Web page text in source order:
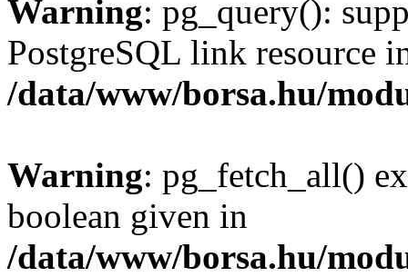
Warning: pg_query():
PostgreSQL link resource
/data/www/borsa.hu/
Warning: pg_fetch_all()
boolean given in
/data/www/borsa.hu/